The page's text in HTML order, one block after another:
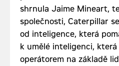
shrnula Jaime Mineart,
společnosti, Caterpillar
od inteligence, která
k umělé inteligenci, která
operátorem na základě